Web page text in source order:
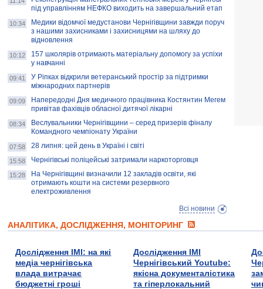
під управлінням НЕФКО виходить на завершальний етап
10:34
Медики відомчої медустанови Чернігівщини завжди поруч
з нашими захисниками і захисницями на шляху до
відновлення
10:12
157 школярів отримають матеріальну допомогу за успіхи
у навчанні
09:41
У Ріпках відкрили ветеранський простір за підтримки
міжнародних партнерів
09:09
Напередодні Дня медичного працівника Костянтин Мегем
привітав фахівців обласної дитячої лікарні
08:34
Веслувальники Чернігівщини – серед призерів фіналу
Командного чемпіонату України
07:58 28 липня: цей день в Україні і світі
15:58 Чернігівські поліцейські затримали наркоторговця
15:28
На Чернігівщині визначили 12 закладів освіти, які
отримають кошти на системи резервного
електроживлення
Всі новини
АНАЛІТИКА, ДОСЛІДЖЕННЯ, МОНІТОРИНГ
Дослідження ІМІ: на які
медіа чернігівська
влада витрачає
бюджетні гроші
Дослідження ІМІ
Чернігівський Youtube:
якісна документалістика
та гіперлокальний